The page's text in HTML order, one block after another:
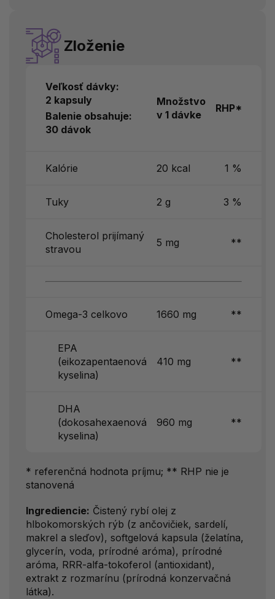
Zloženie
Veľkosť dávky:
2 kapsuly
Balenie obsahuje:
30 dávok
Množstvo
v 1 dávke
RHP*
Kalórie 20 kcal 1 %
Tuky 2 g 3 %
Cholesterol prijímaný
stravou
5 mg **
Omega-3 celkovo 1660 mg **
EPA
(eikozapentaenová
kyselina)
410 mg **
DHA
(dokosahexaenová
kyselina)
960 mg **
* referenčná hodnota príjmu; ** RHP nie je
stanovená
Ingrediencie: Čistený rybí olej z
hlbokomorských rýb (z ančovičiek, sardelí,
makrel a sleďov), softgelová kapsula (želatína,
glycerín, voda, prírodné aróma), prírodné
aróma, RRR-alfa-tokoferol (antioxidant),
extrakt z rozmarínu (prírodná konzervačná
látka).